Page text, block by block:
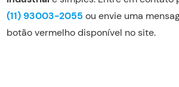
(11) 93003-2055 ou envie uma
botão vermelho disponível no site.